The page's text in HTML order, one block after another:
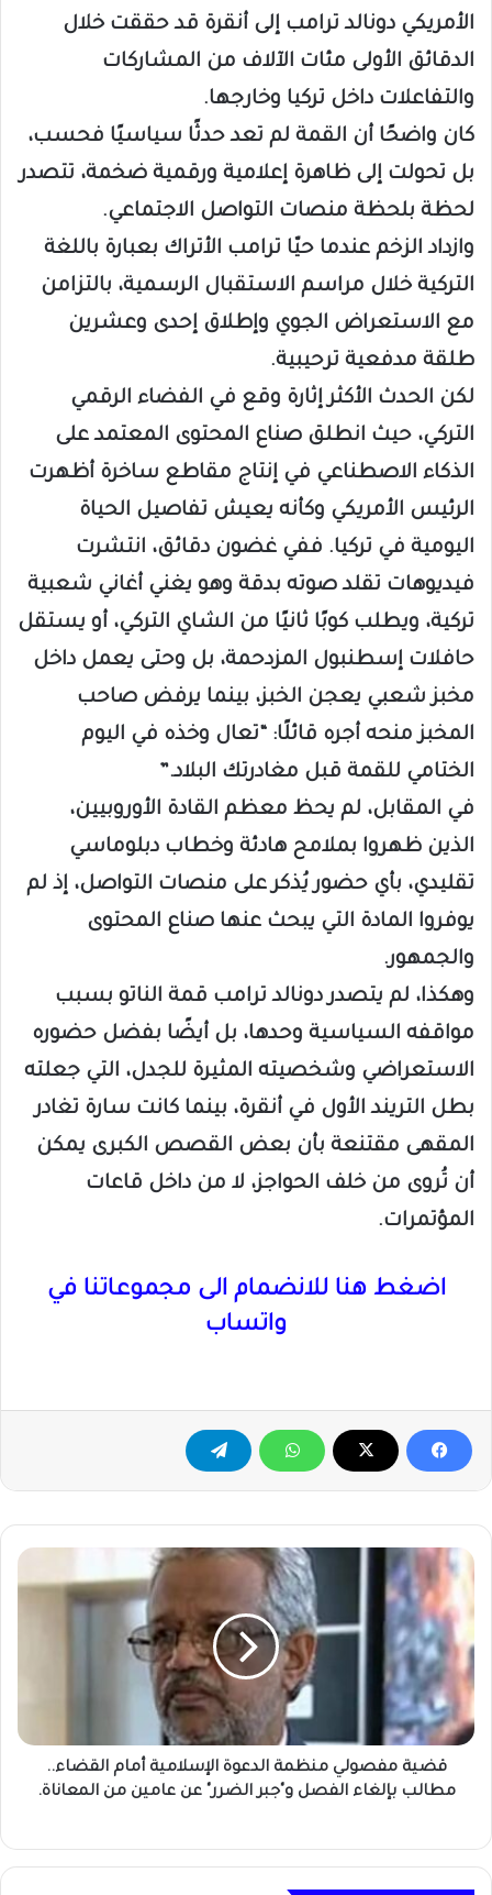
الأمريكي دونالد ترامب إلى أنقرة قد حققت خلال
الدقائق الأولى مئات الآلاف من المشاركات
والتفاعلات داخل تركيا وخارجها.
كان واضحًا أن القمة لم تعد حدثًا سياسيًا فحسب،
بل تحولت إلى ظاهرة إعلامية ورقمية ضخمة، تتصدر
لحظة بلحظة منصات التواصل الاجتماعي.
وازداد الزخم عندما حيّا ترامب الأتراك بعبارة باللغة
التركية خلال مراسم الاستقبال الرسمية، بالتزامن
مع الاستعراض الجوي وإطلاق إحدى وعشرين
طلقة مدفعية ترحيبية.
لكن الحدث الأكثر إثارة وقع في الفضاء الرقمي
التركي، حيث انطلق صناع المحتوى المعتمد على
الذكاء الاصطناعي في إنتاج مقاطع ساخرة أظهرت
الرئيس الأمريكي وكأنه يعيش تفاصيل الحياة
اليومية في تركيا. ففي غضون دقائق، انتشرت
فيديوهات تقلد صوته بدقة وهو يغني أغاني شعبية
تركية، ويطلب كوبًا ثانيًا من الشاي التركي، أو يستقل
حافلات إسطنبول المزدحمة، بل وحتى يعمل داخل
مخبز شعبي يعجن الخبز، بينما يرفض صاحب
المخبز منحه أجره قائلًا: “تعال وخذه في اليوم
الختامي للقمة قبل مغادرتك البلاد.”
في المقابل، لم يحظ معظم القادة الأوروبيين،
الذين ظهروا بملامح هادئة وخطاب دبلوماسي
تقليدي، بأي حضور يُذكر على منصات التواصل، إذ لم
يوفروا المادة التي يبحث عنها صناع المحتوى
والجمهور.
وهكذا، لم يتصدر دونالد ترامب قمة الناتو بسبب
مواقفه السياسية وحدها، بل أيضًا بفضل حضوره
الاستعراضي وشخصيته المثيرة للجدل، التي جعلته
بطل التريند الأول في أنقرة، بينما كانت سارة تغادر
المقهى مقتنعة بأن بعض القصص الكبرى يمكن
أن تُروى من خلف الحواجز، لا من داخل قاعات
المؤتمرات.
اضغط هنا للانضمام الى مجموعاتنا في
واتساب
قضية
مفصولي
منظمة
الدعوة
الإسلامية
أمام
القضاء..
مطالب
بإلغاء
الفصل
و"جبر
قضية مفصولي منظمة الدعوة الإسلامية أمام القضاء..
مطالب بإلغاء الفصل و"جبر الضرر" عن عامين من المعاناة.